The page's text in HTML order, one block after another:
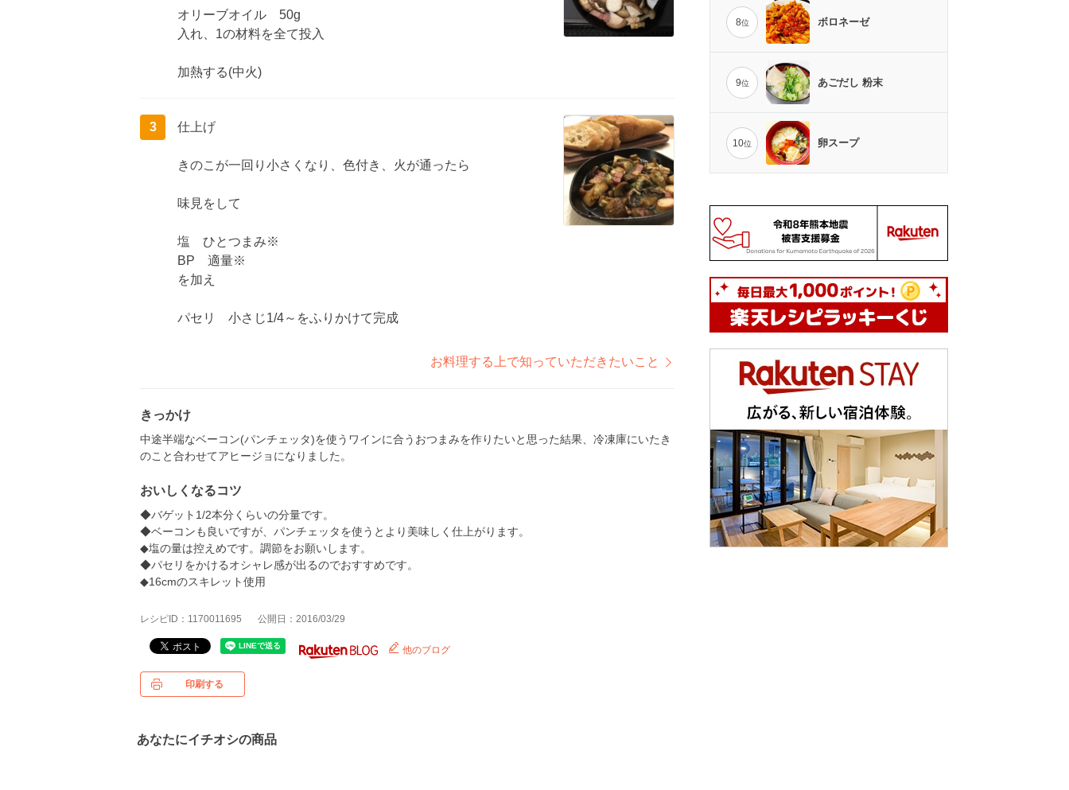
オリーブオイル 50g
入れ、1の材料を全て投入
加熱する(中火)
3 仕上げ
きのこが一回り小さくなり、色付き、火が通ったら
味見をして
塩 ひとつまみ※
BP 適量※
を加え
パセリ 小さじ1/4～をふりかけて完成
お料理する上で知っていただきたいこと
きっかけ
中途半端なベーコン(パンチェッタ)を使うワインに合うおつまみを作りたいと思った結果、冷凍庫にいたき
のこと合わせてアヒージョになりました。
おいしくなるコツ
◆バゲット1/2本分くらいの分量です。
◆ベーコンも良いですが、パンチェッタを使うとより美味しく仕上がります。
◆塩の量は控えめです。調節をお願いします。
◆パセリをかけるオシャレ感が出るのでおすすめです。
◆16cmのスキレット使用
レシピID：1170011695 公開日：2016/03/29
他のブログ
印刷する
あなたにイチオシの商品
8位 ボロネーゼ
9位 あごだし 粉末
10位 卵スープ